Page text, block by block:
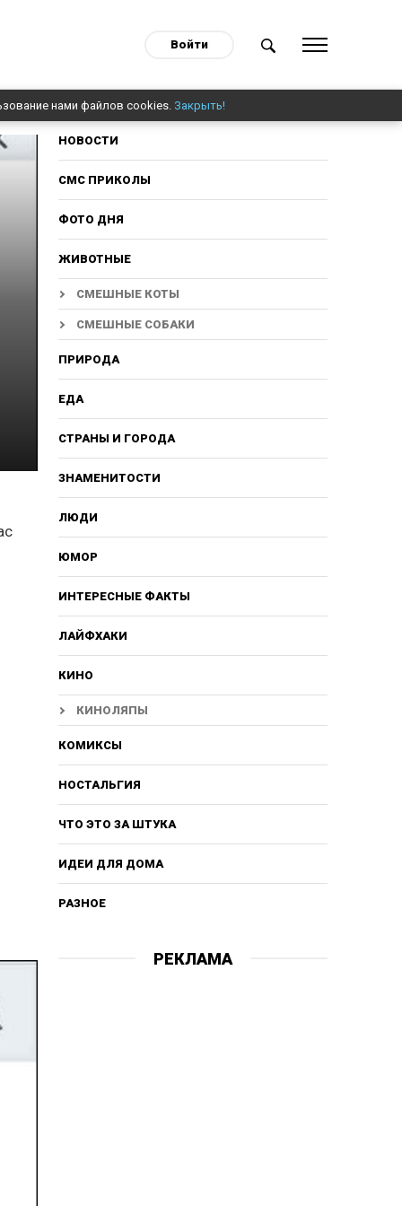
Войти
нами файлов cookies. Закрыть!
НОВОСТИ
СМС ПРИКОЛЫ
ФОТО ДНЯ
ЖИВОТНЫЕ
СМЕШНЫЕ КОТЫ
СМЕШНЫЕ СОБАКИ
ПРИРОДА
ЕДА
СТРАНЫ И ГОРОДА
ЗНАМЕНИТОСТИ
ЛЮДИ
ЮМОР
ИНТЕРЕСНЫЕ ФАКТЫ
ЛАЙФХАКИ
КИНО
КИНОЛЯПЫ
КОМИКСЫ
НОСТАЛЬГИЯ
ЧТО ЭТО ЗА ШТУКА
ИДЕИ ДЛЯ ДОМА
РАЗНОЕ
РЕКЛАМА